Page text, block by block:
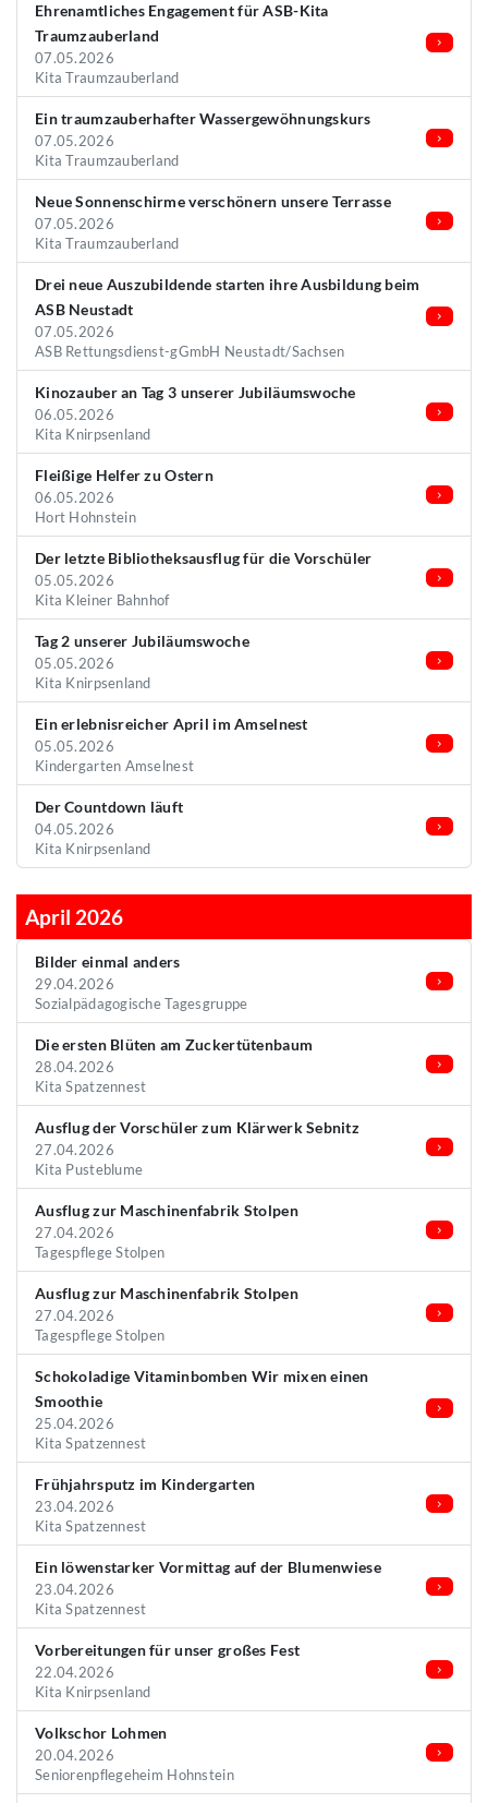
Ehrenamtliches Engagement für ASB-Kita
Traumzauberland
07.05.2026
Kita Traumzauberland
Ein traumzauberhafter Wassergewöhnungskurs
07.05.2026
Kita Traumzauberland
Neue Sonnenschirme verschönern unsere Terrasse
07.05.2026
Kita Traumzauberland
Drei neue Auszubildende starten ihre Ausbildung beim
ASB Neustadt
07.05.2026
ASB Rettungsdienst-gGmbH Neustadt/Sachsen
Kinozauber an Tag 3 unserer Jubiläumswoche
06.05.2026
Kita Knirpsenland
Fleißige Helfer zu Ostern
06.05.2026
Hort Hohnstein
Der letzte Bibliotheksausflug für die Vorschüler
05.05.2026
Kita Kleiner Bahnhof
Tag 2 unserer Jubiläumswoche
05.05.2026
Kita Knirpsenland
Ein erlebnisreicher April im Amselnest
05.05.2026
Kindergarten Amselnest
Der Countdown läuft
04.05.2026
Kita Knirpsenland
April 2026
Bilder einmal anders
29.04.2026
Sozialpädagogische Tagesgruppe
Die ersten Blüten am Zuckertütenbaum
28.04.2026
Kita Spatzennest
Ausflug der Vorschüler zum Klärwerk Sebnitz
27.04.2026
Kita Pusteblume
Ausflug zur Maschinenfabrik Stolpen
27.04.2026
Tagespflege Stolpen
Ausflug zur Maschinenfabrik Stolpen
27.04.2026
Tagespflege Stolpen
Schokoladige Vitaminbomben Wir mixen einen
Smoothie
25.04.2026
Kita Spatzennest
Frühjahrsputz im Kindergarten
23.04.2026
Kita Spatzennest
Ein löwenstarker Vormittag auf der Blumenwiese
23.04.2026
Kita Spatzennest
Vorbereitungen für unser großes Fest
22.04.2026
Kita Knirpsenland
Volkschor Lohmen
20.04.2026
Seniorenpflegeheim Hohnstein